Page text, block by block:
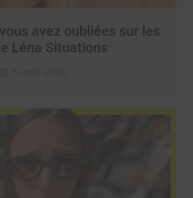
avez oubliées sur les
Léna Situations